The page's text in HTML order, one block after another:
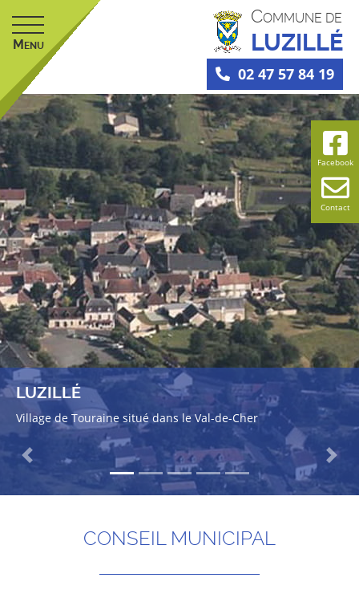
Facebook
Contact
M ENU
COMMUNE DE
LUZILLÉ
02 47 57 84 19
LUZILLÉ
Village de Touraine situé dans le Val-de-Cher
Previous Next
CONSEIL MUNICIPAL